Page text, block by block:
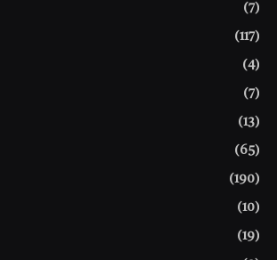
(7)
(117)
(4)
(7)
(13)
(65)
(190)
(10)
(19)